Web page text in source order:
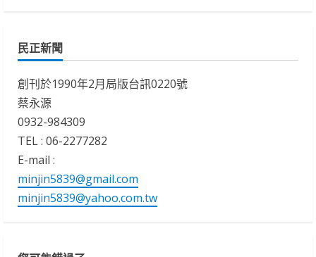
民正新聞
創刊於1990年2月局版台訊0220號
蔡永源
0932-984309
TEL : 06-2277282
E-mail :
minjin5839@gmail.com
minjin5839@yahoo.com.tw